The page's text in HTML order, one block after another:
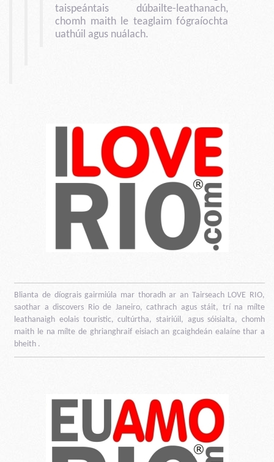
taispeántais dúbailte-leathanach,
chomh maith le teaglaim fógraíochta
uathúil agus nuálach.
Blianta de díograis gairmiúla mar thoradh ar an Tairseach LOVE RIO,
saothar a discovers Rio de Janeiro, cathrach agus stáit, trí na mílte
leathanaigh eolais touristic, cultúrtha, stairiúil, agus sóisialta, chomh
maith le na mílte de ghrianghraif eisiach an gcaighdeán ealaíne thar a
bheith .